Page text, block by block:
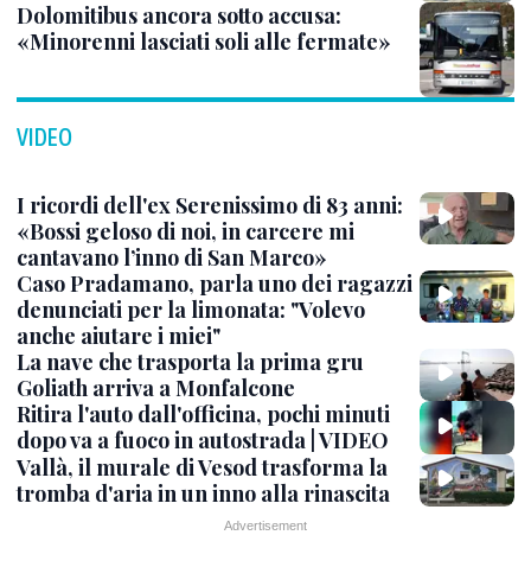
Dolomitibus ancora sotto accusa:
«Minorenni lasciati soli alle fermate»
VIDEO
I ricordi dell'ex Serenissimo di 83 anni:
«Bossi geloso di noi, in carcere mi
cantavano l’inno di San Marco»
Caso Pradamano, parla uno dei ragazzi
denunciati per la limonata: "Volevo
anche aiutare i miei"
La nave che trasporta la prima gru
Goliath arriva a Monfalcone
Ritira l'auto dall'officina, pochi minuti
dopo va a fuoco in autostrada | VIDEO
Vallà, il murale di Vesod trasforma la
tromba d'aria in un inno alla rinascita